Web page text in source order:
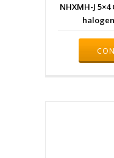
NHXMH-J